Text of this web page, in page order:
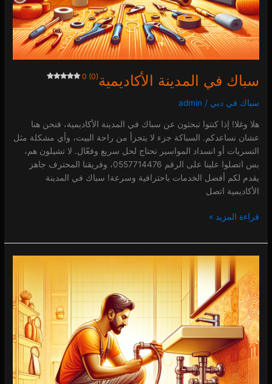
سباك في المدينة الأكاديمية0 (0)
سباك في دبي /
admin
هلا وغلا! إذا كنتوا تبحثون عن سباك في المدينة الأكاديمية، فنحن هنا
عشان نساعدكم. السباكة جزء لا يتجزأ من راحة البيت، وأي مشكلة مثل
التسربات أو انسداد المواسير تحتاج لحل سريع وفعّال. لا تشيلون هم،
بس اتصلوا علينا على الرقم 0557714476، وفريقنا المحترف جاهز
يقدم لكم أفضل الخدمات باحترافية وسرعة! سباك في المدينة
الأكاديمية اتصل
قراءة المزيد »
في
المحيصنة
0 (0)